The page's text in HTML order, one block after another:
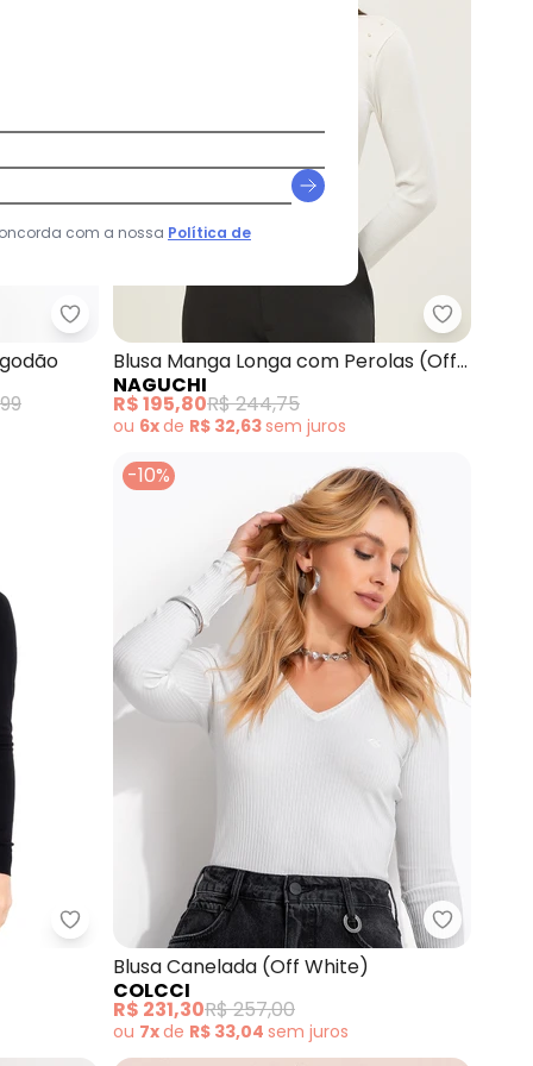
Geometric Flow (Branco)
Quintess - Blusa Branca em Laise de AlgodãoNaguchi
Blusa Manga Longa com Perolas (Off
White)
NAGUCHI
R$ 195,80R$ 244,75
ou 6xde R$ 32,63sem juros
Cozy Winter em Tricoline (Roxo)
Colcci - Blusa (Preto)
-10%
Colcci -
Blusa Canelada (Off White)
COLCCI
R$ 231,30R$ 257,00
ou 7xde R$ 33,04 sem juros
com a nossa Política de